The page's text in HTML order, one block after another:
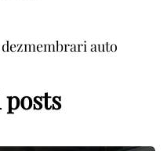
auto
posts